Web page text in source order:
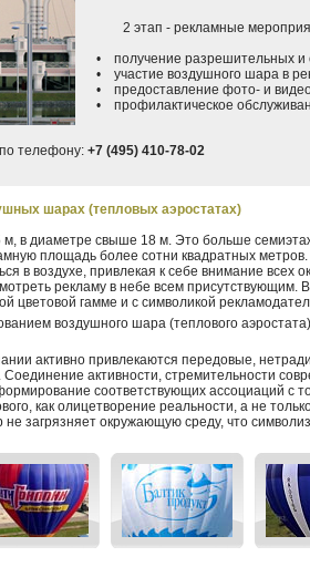
2 этап - рекламные
• получение разрешительных и
• участие воздушного шара в
• предоставление фото- и
• профилактическое
телефону: +7 (495) 410-78-02
шарах (тепловых аэростатах)
в диаметре свыше 18 м. Это больше
площадь более сотни квадратных
в воздухе, привлекая к себе внимание всех
рекламу в небе всем
цветовой гамме и с символикой
воздушного шара (теплового
активно привлекаются передовые,
активности, стремительности
соответствующих ассоциаций с
как олицетворение реальности, а не
загрязняет окружающую среду, что